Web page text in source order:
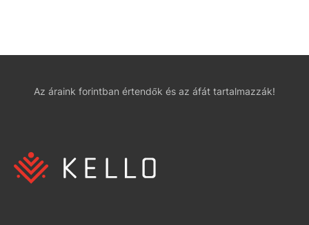
Az áraink forintban értendők és az áfát tartalmazzák!